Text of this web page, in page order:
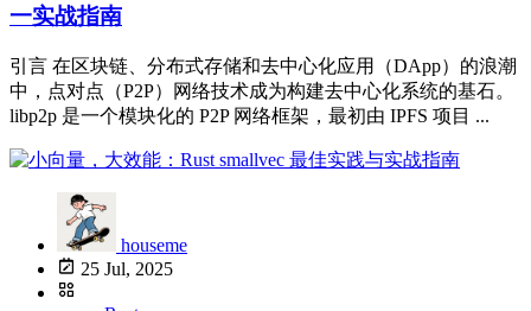
一实战指南
引言 在区块链、分布式存储和去中心化应用（DApp）的浪潮
中，点对点（P2P）网络技术成为构建去中心化系统的基石。
libp2p 是一个模块化的 P2P 网络框架，最初由 IPFS 项目 ...
houseme
25 Jul, 2025